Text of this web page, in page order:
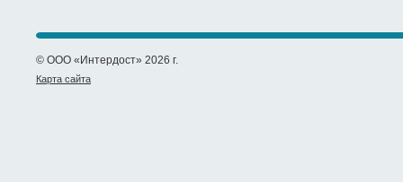
© ООО «Интердост» 2026 г.
Карта сайта